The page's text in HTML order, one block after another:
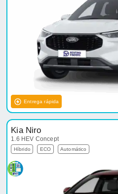
Entrega rápida
Kia Niro
1.6 HEV Concept
Híbrido ECO Automático